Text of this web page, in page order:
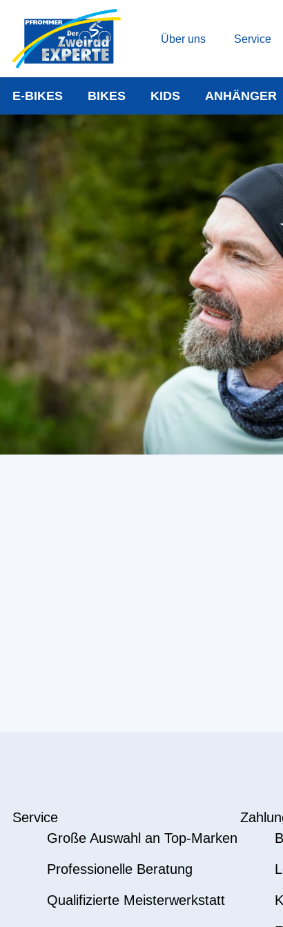
Über uns Service
E-BIKES BIKES KIDS ANHÄNGER
Service
Große Auswahl an Top-Marken
Professionelle Beratung
Qualifizierte Meisterwerkstatt